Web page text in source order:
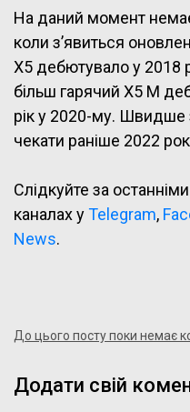
На даний момент
коли з’явиться
X5 дебютувало у 2018
більш гарячий X5 M
рік у 2020-му. Швидше
чекати раніше 2022
Слідкуйте за
каналах уTelegram,
News.
До цього посту поки немає
Додати свій